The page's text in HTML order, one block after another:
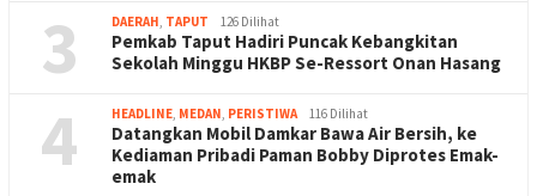
3 DAERAH, TAPUT 126 Dilihat
Pemkab Taput Hadiri Puncak Kebangkitan
Sekolah Minggu HKBP Se-Ressort Onan Hasang
4 HEADLINE, MEDAN, PERISTIWA 116 Dilihat
Datangkan Mobil Damkar Bawa Air Bersih, ke
Kediaman Pribadi Paman Bobby Diprotes Emak-
emak